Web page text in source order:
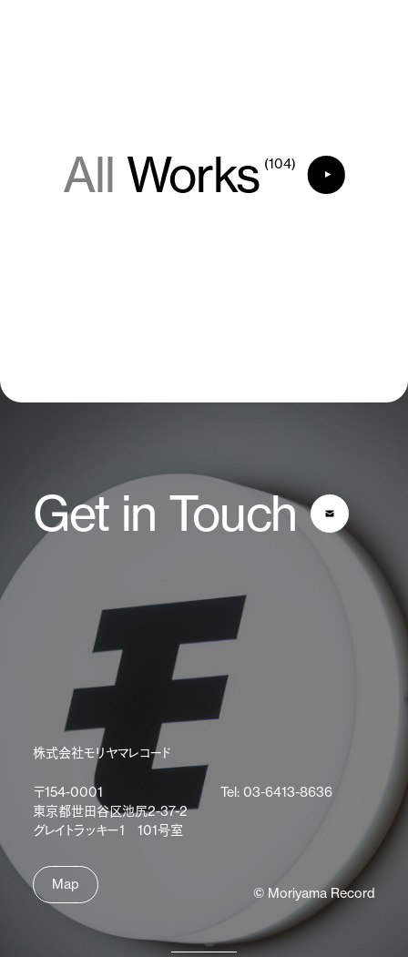
All Works (104)
Get in Touch
株式会社モリヤマレコード
〒154-0001
東京都世田谷区池尻2-37-2
グレイトラッキー1 101号室
Map
Tel: 03-6413-8636
© Moriyama Record